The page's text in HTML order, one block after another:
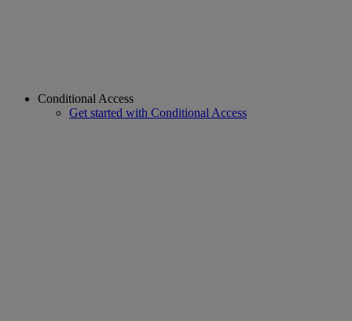
Conditional Access
Get started with Conditional Access